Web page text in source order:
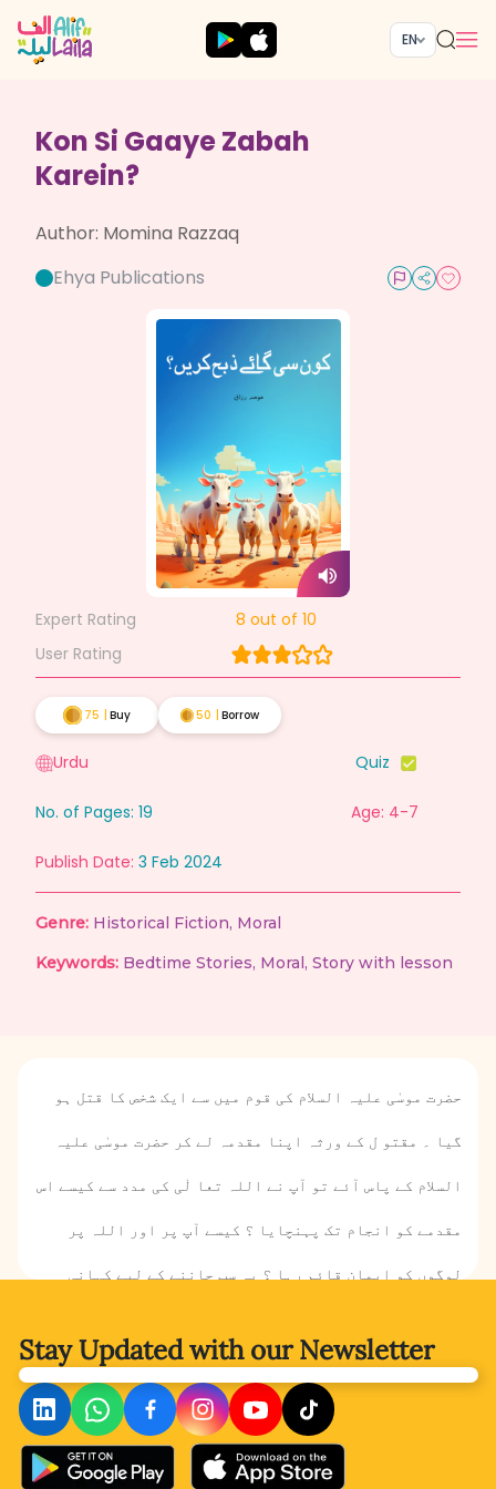
EN
Kon Si Gaaye Zabah
Karein?
Author: Momina Razzaq
Ehya Publications
Expert Rating 8 out of 10
User Rating
75 Buy 50 Borrow
Urdu Quiz
No. of Pages: 19 Age: 4-7
Publish Date: 3 Feb 2024
Genre: Historical Fiction, Moral
Keywords: Bedtime Stories, Moral, Story with lesson
حضرت موسٰی علیہ السلام کی قوم میں سے ایک شخص کا قتل ہو
گیا ۔ مقتو ل کے ورثہ اپنا مقدمہ لے کر حضرت موسٰی علیہ
السلام کے پاس آئے تو آپ نے اللہ تعا لٰی کی مدد سے کیسے اس
مقدمے کو انجام تک پہنچایا ؟ کیسے آپ پر اور اللہ پر
لوگوں کو ایمان قائم رہا ؟ یہ سب جاننے کے لیے کہانی
Stay Updated withour Newsletter